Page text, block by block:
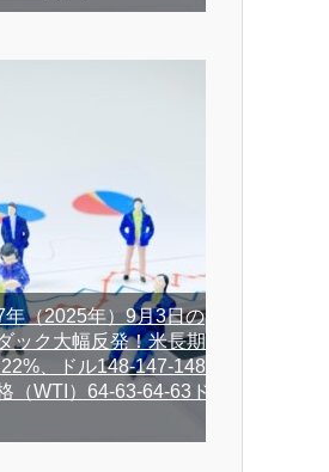
年（2025年）9月3日の
ック大幅反発！米長期
、ドル148-147-148
（WTI）64-63-64-63ド